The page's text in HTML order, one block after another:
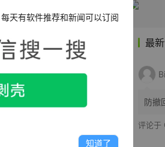
工具之一，尤其在智
CVS整合、代码分
部位于捷克共和国的
，MySQL，Python
身携带！
最
防撤
评论于
天有软件推荐和新闻可以订阅
知道了